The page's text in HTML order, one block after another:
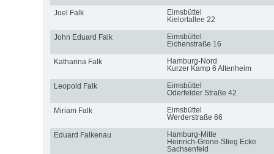
Joel Falk
Eimsbüttel
Kielortallee 22
John Eduard Falk
Eimsbüttel
Eichenstraße 16
Katharina Falk
Hamburg-Nord
Kurzer Kamp 6 Altenheim
Leopold Falk
Eimsbüttel
Oderfelder Straße 42
Miriam Falk
Eimsbüttel
Werderstraße 66
Eduard Falkenau
Hamburg-Mitte
Heinrich-Grone-Stieg Ecke
Sachsenfeld